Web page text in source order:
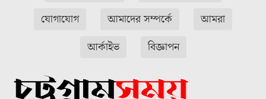
যোগাযোগ
আমাদের সম্পর্কে
আমরা
আর্কাইভ
বিজ্ঞাপন